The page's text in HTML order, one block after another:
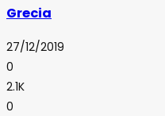
Grecia
27/12/2019
0
2.1K
0